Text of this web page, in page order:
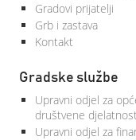
Gradovi prijatelji
Grb i zastava
Kontakt
Gradske službe
Upravni odjel za
društvene
Upravni odjel za